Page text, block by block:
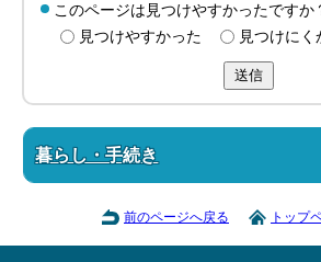
このページは見つけやすかったですか
見つけやすかった
見つけにく
送信
暮らし・手続き
前のページへ戻る トップ